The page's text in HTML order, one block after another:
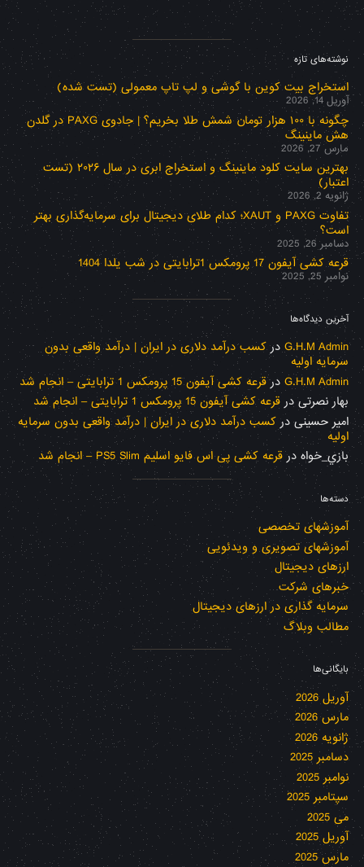
نوشته‌های تازه
استخراج بیت کوین با گوشی و لپ تاپ معمولی (تست شده)
آوریل 14, 2026
چگونه با ۱۰۰ هزار تومان شمش طلا بخریم؟ | جادوی PAXG در گلدن
هش ماینینگ
مارس 27, 2026
بهترین سایت کلود ماینینگ و استخراج ابری در سال ۲۰۲۶ (تست
اعتبار)
ژانویه 2, 2026
تفاوت PAXG و XAUT؛ کدام طلای دیجیتال برای سرمایه‌گذاری بهتر
است؟
دسامبر 26, 2025
قرعه کشی آیفون 17 پرومکس 1ترابایتی در شب یلدا 1404
نوامبر 25, 2025
آخرین دیدگاه‌ها
G.H.M Admin درکسب درآمد دلاری در ایران | درآمد واقعی بدون
سرمایه اولیه
G.H.M Admin درقرعه کشی آیفون 15 پرومکس 1 ترابایتی – انجام شد
بهار نصرتیدرقرعه کشی آیفون 15 پرومکس 1 ترابایتی – انجام شد
امیر حسینیدرکسب درآمد دلاری در ایران | درآمد واقعی بدون سرمایه
اولیه
بازي_خواه درقرعه کشی پی اس فایو اسلیم PS5 Slim – انجام شد
دسته‌ها
آموزشهای تخصصی
آموزشهای تصویری و ویدئویی
ارزهای دیجیتال
خبرهای شرکت
سرمایه گذاری در ارزهای دیجیتال
مطالب وبلاگ
بایگانی‌ها
آوریل 2026
مارس 2026
ژانویه 2026
دسامبر 2025
نوامبر 2025
سپتامبر 2025
می 2025
آوریل 2025
مارس 2025